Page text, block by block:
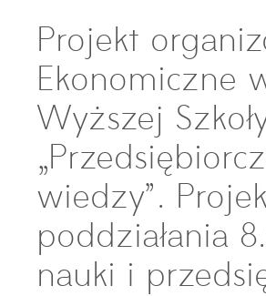
Projekt
Ekonomiczne
Wyższej
wiedzy”.
poddziałania
nauki i